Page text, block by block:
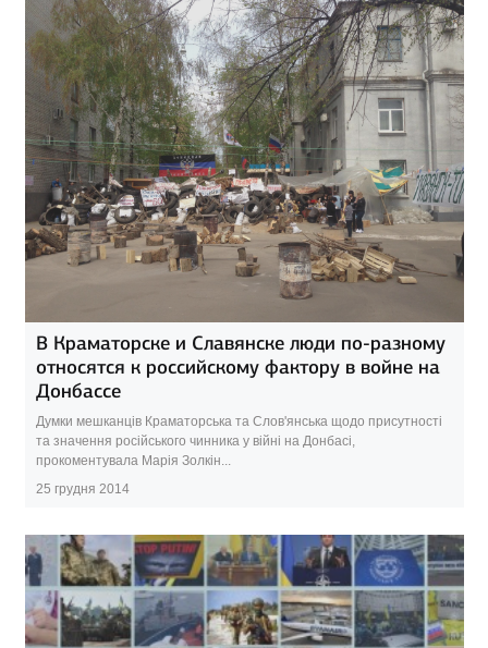
В Краматорске и Славянске люди по-разному
относятся к российскому фактору в войне на
Донбассе
Думки мешканців Краматорська та Слов'янська щодо присутності
та значення російського чинника у війні на Донбасі,
прокоментувала Марія Золкін...
25 грудня 2014